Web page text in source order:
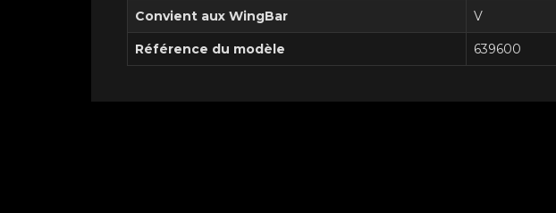
Convient aux WingBar V
Référence du modèle 639600